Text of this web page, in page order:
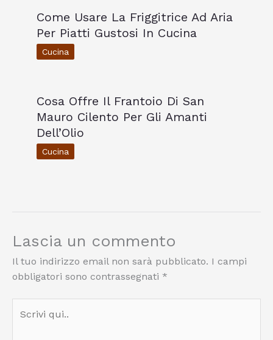
Come Usare La Friggitrice Ad Aria
Per Piatti Gustosi In Cucina
Cucina
Cosa Offre Il Frantoio Di San
Mauro Cilento Per Gli Amanti
Dell’Olio
Cucina
Lascia un commento
Il tuo indirizzo email non sarà pubblicato. I campi
obbligatori sono contrassegnati *
qui..